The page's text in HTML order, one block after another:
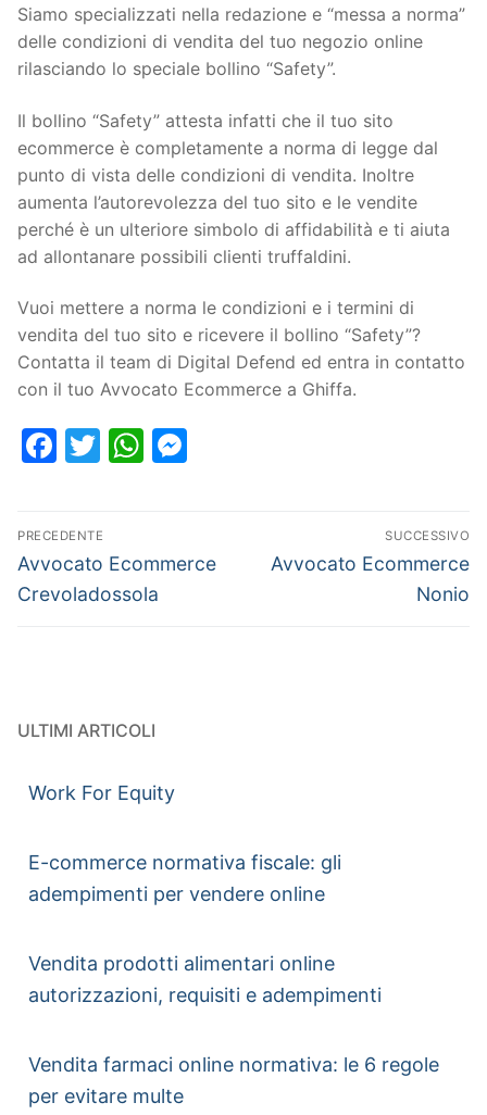
Siamo specializzati nella redazione e “messa a norma”
delle condizioni di vendita del tuo negozio online
rilasciando lo speciale bollino “Safety”.
Il bollino “Safety” attesta infatti che il tuo sito
ecommerce è completamente a norma di legge dal
punto di vista delle condizioni di vendita. Inoltre
aumenta l’autorevolezza del tuo sito e le vendite
perché è un ulteriore simbolo di affidabilità e ti aiuta
ad allontanare possibili clienti truffaldini.
Vuoi mettere a norma le condizioni e i termini di
vendita del tuo sito e ricevere il bollino “Safety”?
Contatta il team di Digital Defend ed entra in contatto
con il tuo Avvocato Ecommerce a Ghiffa.
Facebook
TwitterWhatsApp
PRECEDENTE
Avvocato Ecommerce
Crevoladossola
SUCCESSIVO
Avvocato Ecommerce
Nonio
ULTIMI ARTICOLI
Work For Equity
E-commerce normativa fiscale: gli
adempimenti per vendere online
Vendita prodotti alimentari online
autorizzazioni, requisiti e adempimenti
Vendita farmaci online normativa: le 6 regole
per evitare multe